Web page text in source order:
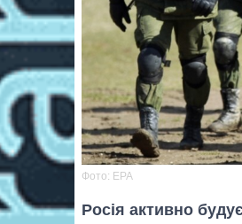
Фото: EPA
Росія активно